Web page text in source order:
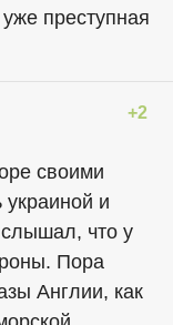
преступная
+2
своими
и
слышал, что у
Пора
Англии, как